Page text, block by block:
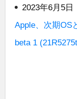
2023年6月5日
Apple、次期OS
beta 1